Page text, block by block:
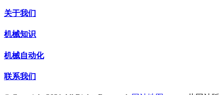
关于我们
机械知识
机械自动化
联系我们